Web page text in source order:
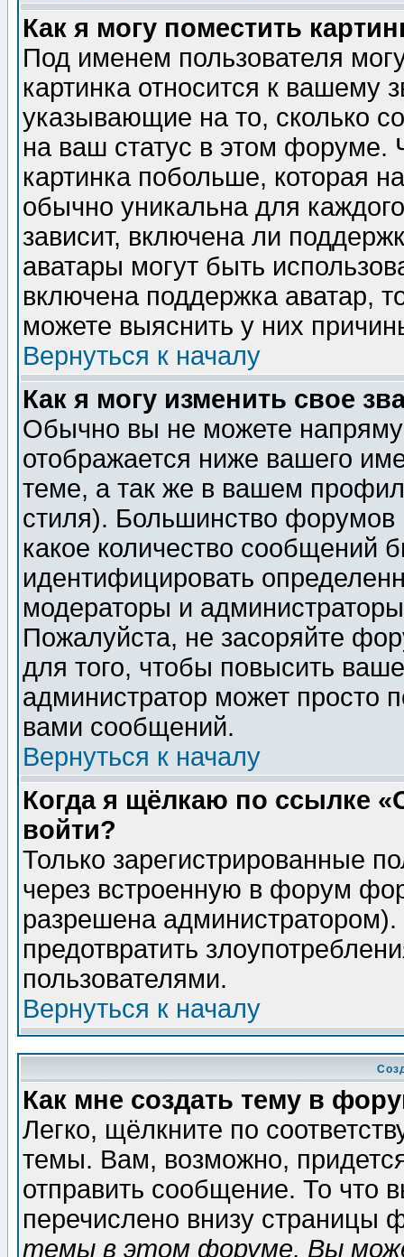
Как я могу поместить
Под именем пользователя
картинка относится к вашему
указывающие на то, сколько
на ваш статус в этом форуме.
картинка побольше, которая
обычно уникальна для
зависит, включена ли
аватары могут быть
включена поддержка аватар,
можете выяснить у них
Вернуться к началу
Как я могу изменить свое
Обычно вы не можете
отображается ниже вашего
теме, а так же в вашем
стиля). Большинство форумов
какое количество сообщений
идентифицировать
модераторы и
Пожалуйста, не засоряйте
для того, чтобы повысить
администратор может просто
вами сообщений.
Вернуться к началу
Когда я щёлкаю по ссылке
войти?
Только зарегистрированные
через встроенную в форум
разрешена
предотвратить
пользователями.
Вернуться к началу
Как мне создать тему в
Легко, щёлкните по
темы. Вам, возможно,
отправить сообщение. То что
перечислено внизу страницы
темы в этом форуме, Вы